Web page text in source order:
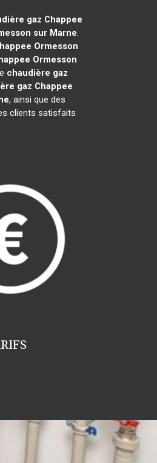
gaz Chappee
sur Marne.
Ormesson
Ormesson
chaudière gaz
gaz Chappee
, ainsi que des
clients satisfaits